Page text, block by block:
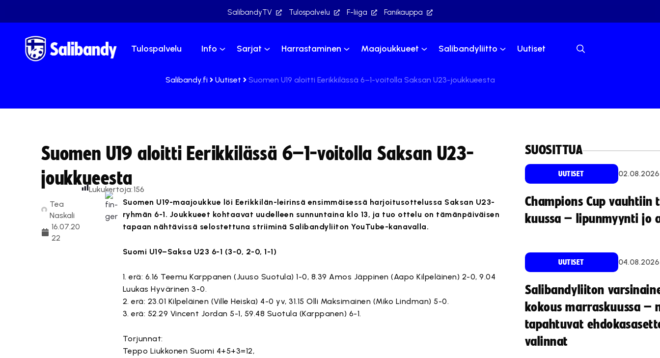
SalibandyTV Tulospalvelu F-liiga Fanikauppa
Tulospalvelu Info Sarjat Harrastaminen Maajoukkueet Salibandyliitto Uutiset
Salibandy.fi Uutiset Suomen U19 aloitti Eerikkilässä 6–1-voitolla Saksan U23-joukkueesta
Suomen U19 aloitti Eerikkilässä 6–1-voitolla Saksan U23-
joukkueesta
Tea
Naskali
16.07.20
22
Lukukertoja:156
Suomen U19-maajoukkue löi Eerikkilän-leirinsä ensimmäisessä harjoitusottelussa Saksan U23-
ryhmän 6-1. Joukkueet kohtaavat uudelleen sunnuntaina klo 13, ja tuo ottelu on tämänpäiväisen
tapaan nähtävissä selostettuna striiminä Salibandyliiton YouTube-kanavalla.
Suomi U19–Saksa U23 6-1 (3-0, 2-0, 1-1)
1. erä: 6.16 Teemu Karppanen (Juuso Suotula) 1-0, 8.39 Amos Jäppinen (Aapo Kilpeläinen) 2-0, 9.04
Luukas Hyvärinen 3-0.
2. erä: 23.01 Kilpeläinen (Ville Heiska) 4-0 yv, 31.15 Olli Maksimainen (Miko Lindman) 5-0.
3. erä: 52.29 Vincent Jordan 5-1, 59.48 Suotula (Karppanen) 6-1.
Torjunnat:
Teppo Liukkonen Suomi 4+5+3=12,
SUOSITTUA
UUTISET 02.08.2026
Champions Cup vauhtiin
kuussa – lipunmyynti jo
UUTISET 04.08.2026
Salibandyliiton
kokous marraskuussa –
tapahtuvat
valinnat